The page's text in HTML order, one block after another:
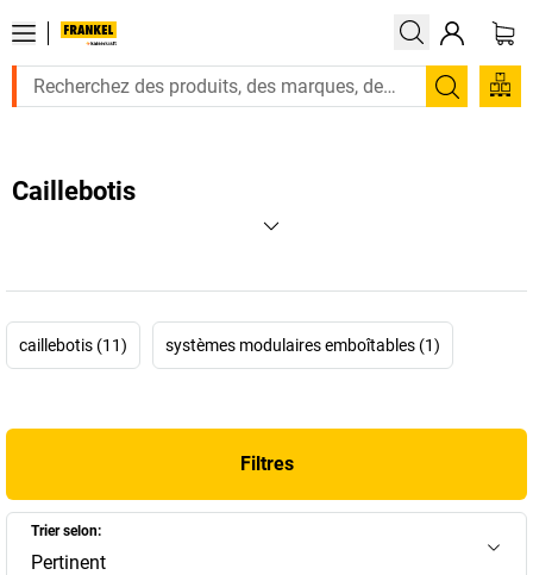
Caillebotis
caillebotis (11) systèmes modulaires emboîtables (1)
Filtres
Trier selon:
Pertinent